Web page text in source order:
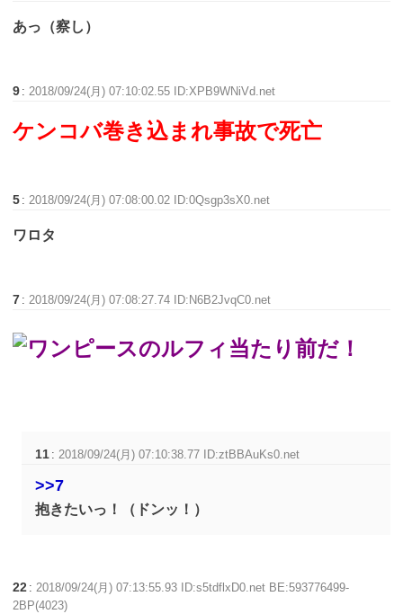
あっ（察し）
9 :2018/09/24(月) 07:10:02.55 ID:XPB9WNiVd.net
ケンコバ巻き込まれ事故で死亡
5 :2018/09/24(月) 07:08:00.02 ID:0Qsgp3sX0.net
ワロタ
7 :2018/09/24(月) 07:08:27.74 ID:N6B2JvqC0.net
11 :2018/09/24(月) 07:10:38.77 ID:ztBBAuKs0.net
>>7
抱きたいっ！（ドンッ！）
22 :2018/09/24(月) 07:13:55.93 ID:s5tdflxD0.net BE:593776499-
2BP(4023)